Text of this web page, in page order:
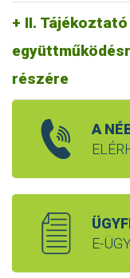
II.
részére
A
E-